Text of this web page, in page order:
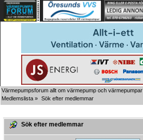
Värmepumpsforum allt om värmepump och värmepumpar
Medlemslista » Sök efter medlemmar
Sök efter medlemmar